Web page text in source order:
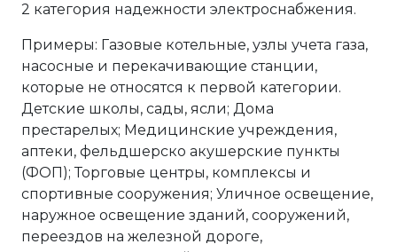
2 категория надежности электроснабжения.
Примеры: Газовые котельные, узлы учета газа,
насосные и перекачивающие станции,
которые не относятся к первой категории.
Детские школы, сады, ясли; Дома
престарелых; Медицинские учреждения,
аптеки, фельдшерско акушерские пункты
(ФОП); Торговые центры, комплексы и
спортивные сооружения; Уличное освещение,
наружное освещение зданий, сооружений,
переездов на железной дороге,